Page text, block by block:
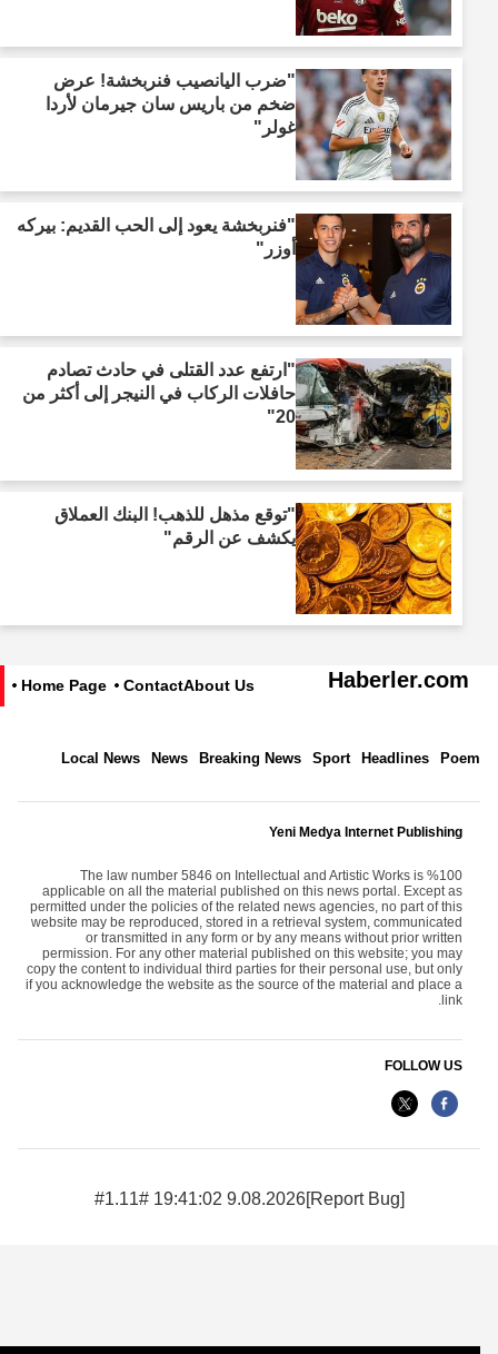
"ضرب اليانصيب فنربخشة! عرض
ضخم من باريس سان جيرمان لأردا
غولر"
"فنربخشة يعود إلى الحب القديم: بيركه
أوزر"
"ارتفع عدد القتلى في حادث تصادم
حافلات الركاب في النيجر إلى أكثر من
20"
"توقع مذهل للذهب! البنك العملاق
يكشف عن الرقم"
Haberler.com
About Us
Contact
Home Page
Poem
Headlines
Sport
Breaking News
News
Local News
Yeni Medya Internet Publishing
The law number 5846 on Intellectual and Artistic Works is %100
applicable on all the material published on this news portal. Except as
permitted under the policies of the related news agencies, no part of this
website may be reproduced, stored in a retrieval system, communicated
or transmitted in any form or by any means without prior written
permission. For any other material published on this website; you may
copy the content to individual third parties for their personal use, but only
if you acknowledge the website as the source of the material and place a
link.
FOLLOW US
9.08.2026 19:41:02 #1.11#